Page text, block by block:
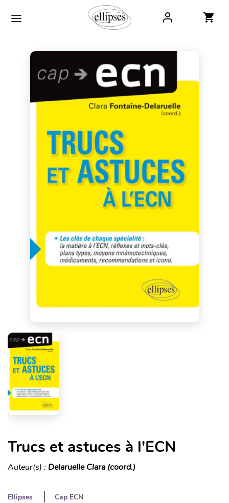
Trucs et astuces à l'ECN
Auteur(s) : Delaruelle Clara (coord.)
Ellipses
Cap ECN